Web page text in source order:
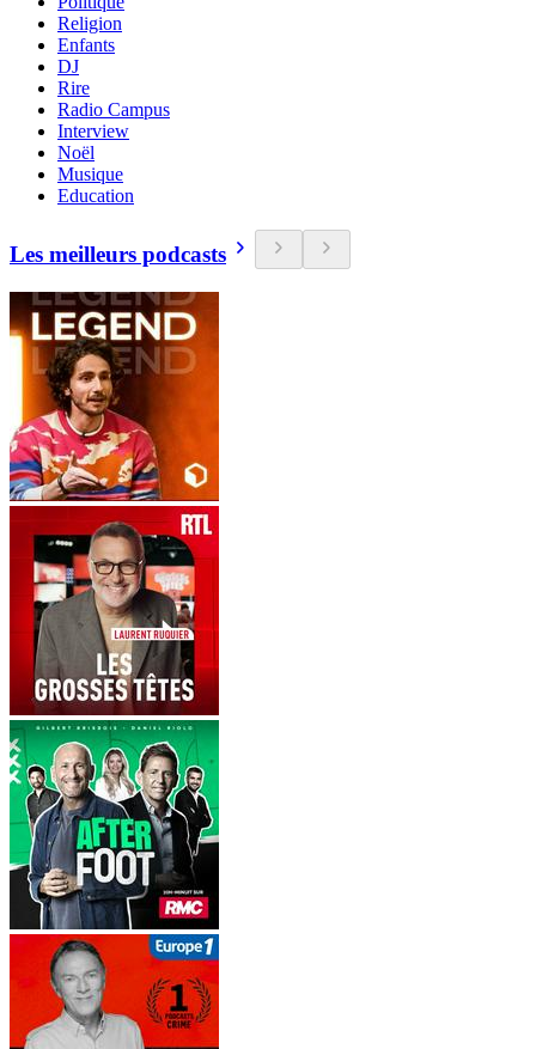
Religion
Enfants
DJ
Rire
Radio Campus
Interview
Noël
Musique
Education
Les meilleurs podcasts